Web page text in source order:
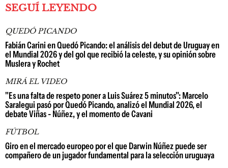
SEGUÍ LEYENDO
QUEDÓ PICANDO
Fabián Carini en Quedó Picando: el análisis del debut de Uruguay en
el Mundial 2026 y del gol que recibió la celeste, y su opinión sobre
Muslera y Rochet
MIRÁ EL VIDEO
"Es una falta de respeto poner a Luis Suárez 5 minutos": Marcelo
Saralegui pasó por Quedó Picando, analizó el Mundial 2026, el
debate Viñas - Núñez, y el momento de Cavani
FÚTBOL
Giro en el mercado europeo por el que Darwin Núñez puede ser
compañero de un jugador fundamental para la selección uruguaya